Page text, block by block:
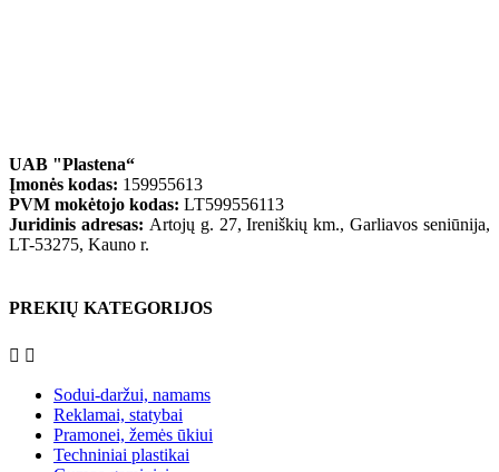
UAB "Plastena“
Įmonės kodas: 159955613
PVM mokėtojo kodas: LT599556113
Juridinis adresas: Artojų g. 27, Ireniškių km., Garliavos seniūnija,
LT-53275, Kauno r.
PREKIŲ KATEGORIJOS
 
Sodui-daržui, namams
Reklamai, statybai
Pramonei, žemės ūkiui
Techniniai plastikai